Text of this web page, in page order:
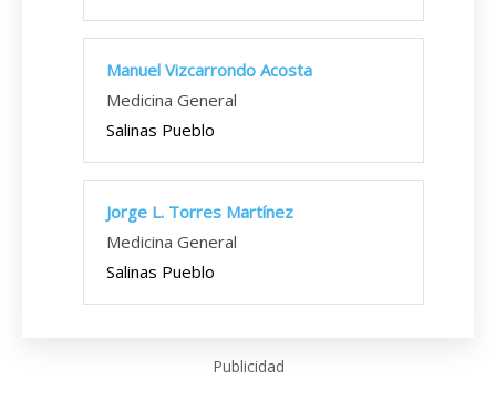
Manuel Vizcarrondo Acosta
Medicina General
Salinas Pueblo
Jorge L. Torres Martínez
Medicina General
Salinas Pueblo
Publicidad